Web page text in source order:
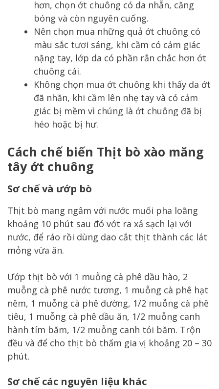
hơn, chọn ớt chuông có da nhẵn, căng
bóng và còn nguyên cuống.
Nên chọn mua những quả ớt chuông có
màu sắc tươi sáng, khi cầm có cảm giác
nặng tay, lớp da có phần rắn chắc hơn ớt
chuông cái.
Không chọn mua ớt chuông khi thấy da ớt
đã nhăn, khi cầm lên nhẹ tay và có cảm
giác bị mềm vì chúng là ớt chuông đã bị
héo hoặc bị hư.
Cách chế biến Thịt bò xào măng
tây ớt chuông
Sơ chế và ướp bò
Thịt bò mang ngâm với nước muối pha loãng
khoảng 10 phút sau đó vớt ra xả sạch lại với
nước, để ráo rồi dùng dao cắt thịt thành các lát
mỏng vừa ăn.
Ướp thịt bò với 1 muỗng cà phê dầu hào, 2
muỗng cà phê nước tương, 1 muỗng cà phê hạt
nêm, 1 muỗng cà phê đường, 1/2 muỗng cà phê
tiêu, 1 muỗng cà phê dầu ăn, 1/2 muỗng canh
hành tím băm, 1/2 muỗng canh tỏi băm. Trộn
đều và để cho thịt bò thấm gia vị khoảng 20 – 30
phút.
Sơ chế các nguyên liệu khác